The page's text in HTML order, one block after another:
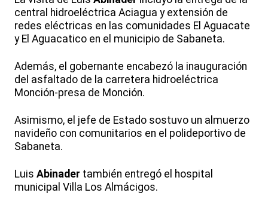
central hidroeléctrica Aciagua y extensión de
redes eléctricas en las comunidades El Aguacate
y El Aguacatico en el municipio de Sabaneta.
Además, el gobernante encabezó la inauguración
del asfaltado de la carretera hidroeléctrica
Monción-presa de Monción.
Asimismo, el jefe de Estado sostuvo un almuerzo
navideño con comunitarios en el polideportivo de
Sabaneta.
Luis Abinader también entregó el hospital
municipal Villa Los Almácigos.